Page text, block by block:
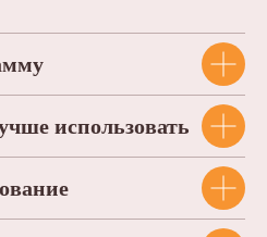
использовать